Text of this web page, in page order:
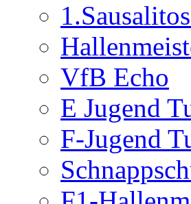
VfB Echo
E Jugend
F-Jugend